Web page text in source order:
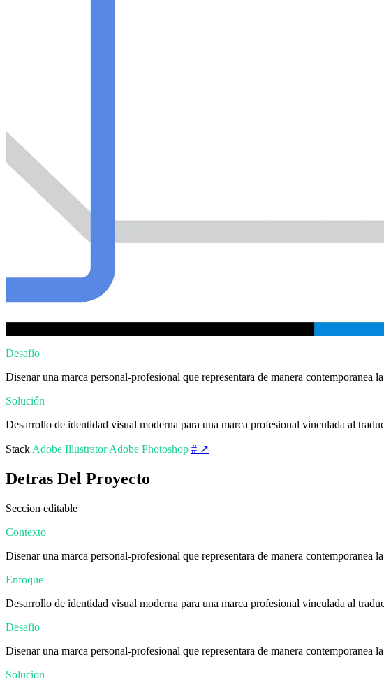
Desafío
Disenar una marca personal-profesional que representara de manera
Solución
Desarrollo de identidad visual moderna para una marca profesional vinculada al
Stack Adobe IllustratorAdobe Photoshop # ↗
Detras Del Proyecto
Seccion editable
Contexto
Disenar una marca personal-profesional que representara de manera
Enfoque
Desarrollo de identidad visual moderna para una marca profesional vinculada al
Desafio
Disenar una marca personal-profesional que representara de manera
Solucion